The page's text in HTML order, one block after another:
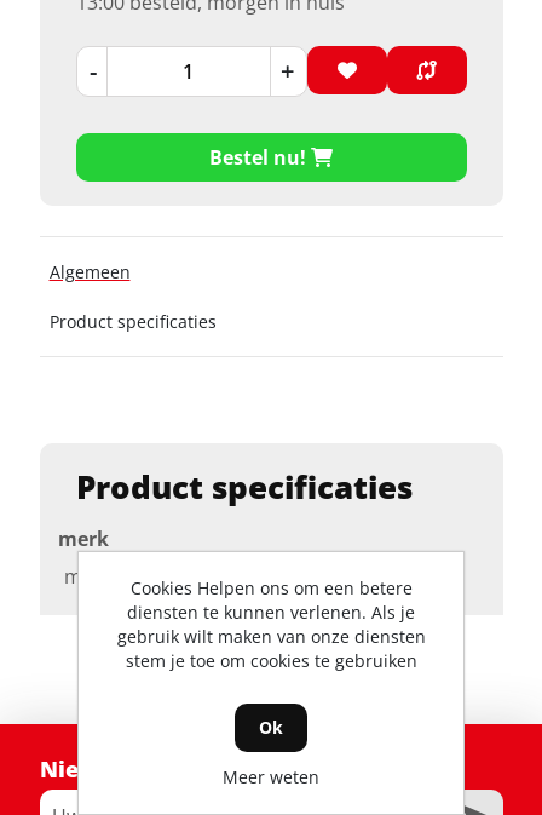
Product specificaties
merk
marolex
- +
Bestel nu!
Algemeen
Product specificaties
Nieuwsbrief
Cookies Helpen ons om een betere
diensten te kunnen verlenen. Als je
gebruik wilt maken van onze diensten
stem je toe om cookies te gebruiken
Ok
Meer weten